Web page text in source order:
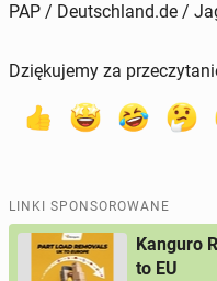
PAP / Deutschland.de /
Dziękujemy za
LINKI SPONSOROWANE
Kanguro
to EU